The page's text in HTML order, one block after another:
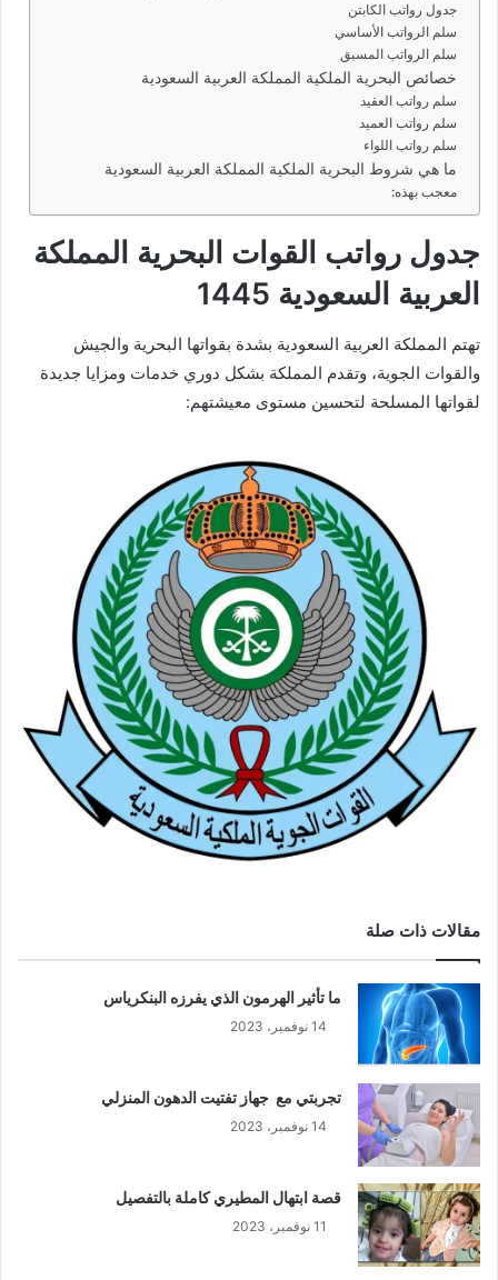
جدول رواتب الكابتن
سلم الرواتب الأساسي
سلم الرواتب المسبق
خصائص البحرية الملكية المملكة العربية السعودية
سلم رواتب العقيد
سلم رواتب العميد
سلم رواتب اللواء
ما هي شروط البحرية الملكية المملكة العربية السعودية
معجب بهذه:
جدول رواتب القوات البحرية المملكة
العربية السعودية 1445
تهتم المملكة العربية السعودية بشدة بقواتها البحرية والجيش
والقوات الجوية، وتقدم المملكة بشكل دوري خدمات ومزايا جديدة
لقواتها المسلحة لتحسين مستوى معيشتهم:
مقالات ذات صلة
ما تأثير الهرمون الذي يفرزه البنكرياس
14 نوفمبر، 2023
تجربتي مع جهاز تفتيت الدهون المنزلي
14 نوفمبر، 2023
قصة ابتهال المطيري كاملة بالتفصيل
11 نوفمبر، 2023